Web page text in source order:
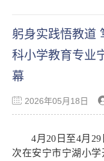
躬身实践悟教
科小学教育专业
幕
2026年05月18日
4月 20 日至4月 29
次在安宁市宁湖小学